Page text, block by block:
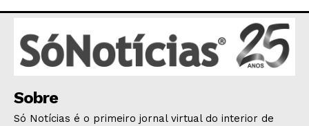
Sobre
Só Notícias é o primeiro jornal virtual do interior de